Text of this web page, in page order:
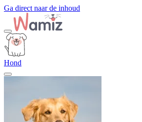
Ga direct naar de inhoud
Hond